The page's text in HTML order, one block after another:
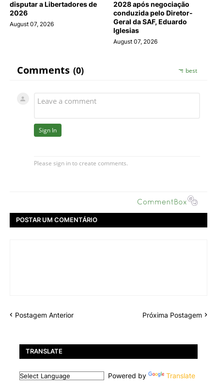
disputar a Libertadores de
2026
August 07, 2026
2028 após negociação
conduzida pelo Diretor-
Geral da SAF, Eduardo
Iglesias
August 07, 2026
POSTAR UM COMENTÁRIO
Postagem Anterior Próxima Postagem
TRANSLATE
Powered by Translate